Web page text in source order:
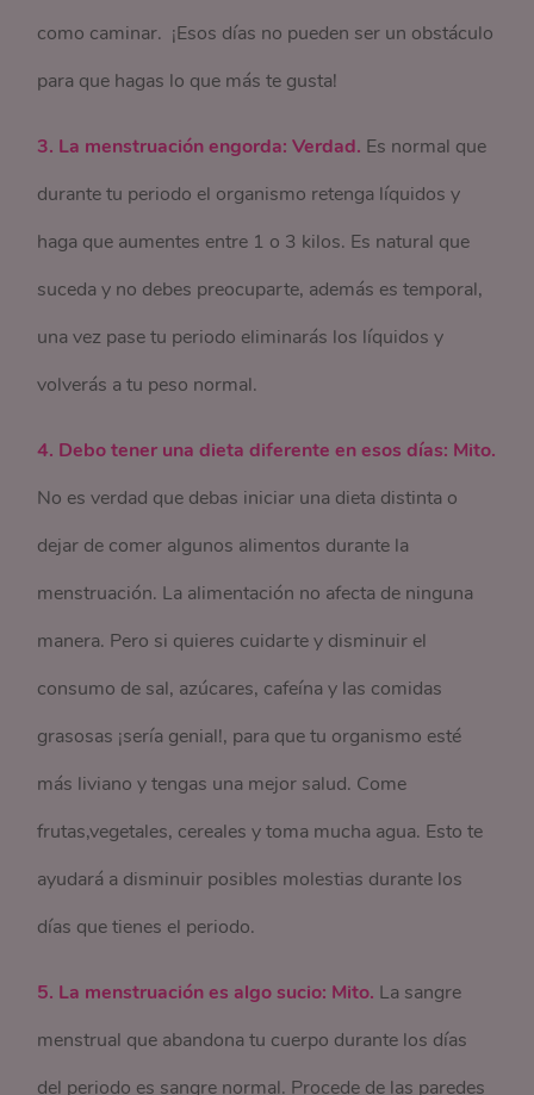
como caminar. ¡Esos días no pueden ser un obstáculo
para que hagas lo que más te gusta!
3. La menstruación engorda: Verdad. Es normal que
durante tu periodo el organismo retenga líquidos y
haga que aumentes entre 1 o 3 kilos. Es natural que
suceda y no debes preocuparte, además es temporal,
una vez pase tu periodo eliminarás los líquidos y
volverás a tu peso normal.
4. Debo tener una dieta diferente en esos días: Mito.
No es verdad que debas iniciar una dieta distinta o
dejar de comer algunos alimentos durante la
menstruación. La alimentación no afecta de ninguna
manera. Pero si quieres cuidarte y disminuir el
consumo de sal, azúcares, cafeína y las comidas
grasosas ¡sería genial!, para que tu organismo esté
más liviano y tengas una mejor salud. Come
frutas,vegetales, cereales y toma mucha agua. Esto te
ayudará a disminuir posibles molestias durante los
días que tienes el periodo.
5. La menstruación es algo sucio: Mito. La sangre
menstrual que abandona tu cuerpo durante los días
del periodo es sangre normal. Procede de las paredes